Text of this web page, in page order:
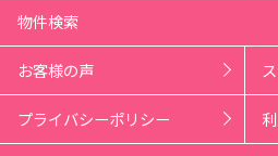
物件検索
お客様の声
プライバシーポリシー